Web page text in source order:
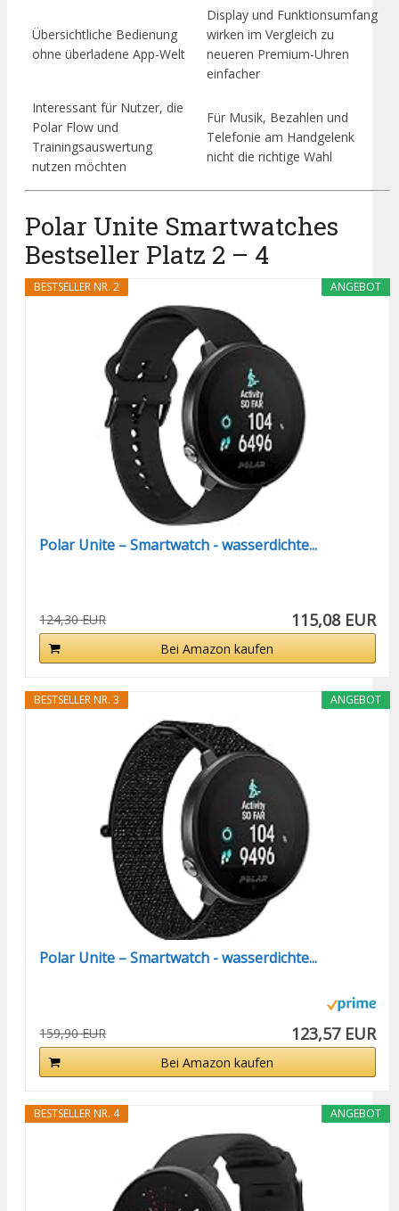
Übersichtliche Bedienung
ohne überladene App-Welt
Display und Funktionsumfang
wirken im Vergleich zu
neueren Premium-Uhren
einfacher
Interessant für Nutzer, die
Polar Flow und
Trainingsauswertung
nutzen möchten
Für Musik, Bezahlen und
Telefonie am Handgelenk
nicht die richtige Wahl
Polar Unite Smartwatches
Bestseller Platz 2 – 4
ANGEBOT
BESTSELLER NR. 2
Polar Unite – Smartwatch - wasserdichte...
124,30 EUR 115,08 EUR
Bei Amazon kaufen
ANGEBOT
BESTSELLER NR. 3
Polar Unite – Smartwatch - wasserdichte...
159,90 EUR 123,57 EUR
Bei Amazon kaufen
ANGEBOT
BESTSELLER NR. 4